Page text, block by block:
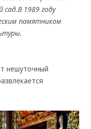
1989 году
памятником
нешуточный